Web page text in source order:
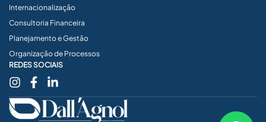
Internacionalização
Consultoria Financeira
Planejamento e Gestão
Organização de Processos
REDES SOCIAIS